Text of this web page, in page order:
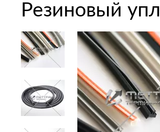
Резиновый